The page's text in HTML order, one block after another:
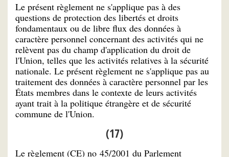
Le présent règlement ne s'applique pas à des
questions de protection des libertés et droits
fondamentaux ou de libre flux des données à
caractère personnel concernant des activités qui ne
relèvent pas du champ d'application du droit de
l'Union, telles que les activités relatives à la sécurité
nationale. Le présent règlement ne s'applique pas au
traitement des données à caractère personnel par les
États membres dans le contexte de leurs activités
ayant trait à la politique étrangère et de sécurité
commune de l'Union.
(17)
Le règlement (CE) no 45/2001 du Parlement